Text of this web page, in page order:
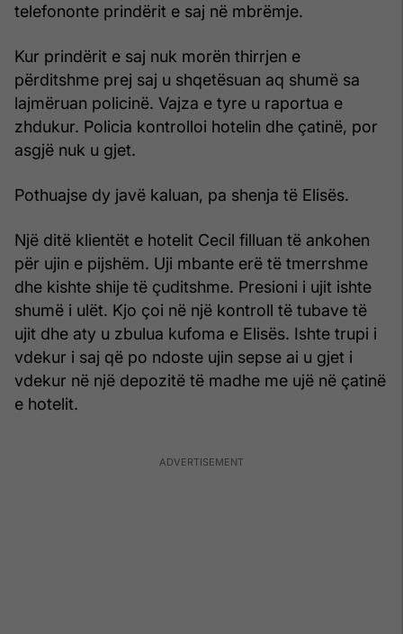
telefononte prindërit e saj në mbrëmje.
Kur prindërit e saj nuk morën thirrjen e
përditshme prej saj u shqetësuan aq shumë sa
lajmëruan policinë. Vajza e tyre u raportua e
zhdukur. Policia kontrolloi hotelin dhe çatinë, por
asgjë nuk u gjet.
Pothuajse dy javë kaluan, pa shenja të Elisës.
Një ditë klientët e hotelit Cecil filluan të ankohen
për ujin e pijshëm. Uji mbante erë të tmerrshme
dhe kishte shije të çuditshme. Presioni i ujit ishte
shumë i ulët. Kjo çoi në një kontroll të tubave të
ujit dhe aty u zbulua kufoma e Elisës. Ishte trupi i
vdekur i saj që po ndoste ujin sepse ai u gjet i
vdekur në një depozitë të madhe me ujë në çatinë
e hotelit.